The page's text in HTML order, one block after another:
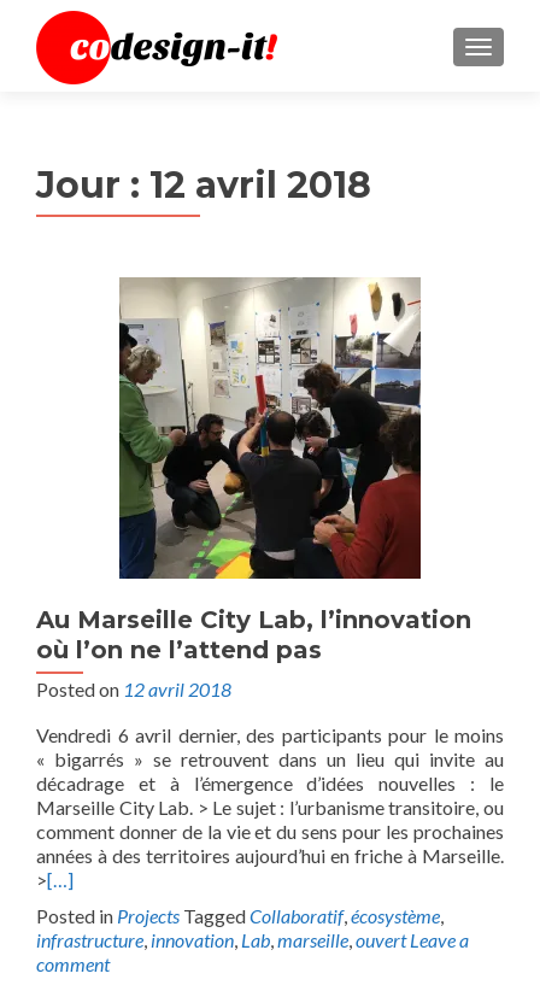
MENU
Jour : 12 avril 2018
Au Marseille City Lab, l’innovation
où l’on ne l’attend pas
Posted on 12 avril 2018
Vendredi 6 avril dernier, des participants pour le moins
« bigarrés » se retrouvent dans un lieu qui invite au
décadrage et à l’émergence d’idées nouvelles : le
Marseille City Lab. > Le sujet : l’urbanisme transitoire, ou
comment donner de la vie et du sens pour les prochaines
années à des territoires aujourd’hui en friche à Marseille.
>[…]
Posted in Projects TaggedCollaboratif,écosystème,
infrastructure, innovation, Lab,marseille,ouvert Leave a
comment